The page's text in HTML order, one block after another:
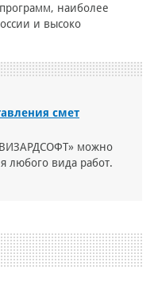
наиболее
и высоко
смет
можно
любого вида работ.